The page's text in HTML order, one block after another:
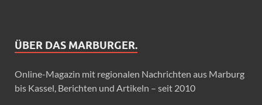
ÜBER DAS MARBURGER.
Online-Magazin mit regionalen Nachrichten aus Marburg
bis Kassel, Berichten und Artikeln – seit 2010